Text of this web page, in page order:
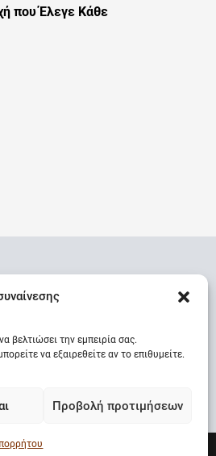
βελτιώσει την εμπειρία σας.
να εξαιρεθείτε αν το επιθυμείτε.
Προβολή προτιμήσεων
που Έλεγε Κάθε